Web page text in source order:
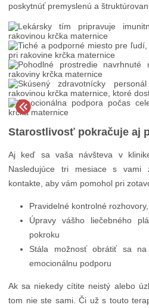
poskytnúť premyslenú a
Starostlivosť pokračuje aj
Aj keď sa vaša návšteva v
Nasledujúce tri mesiace s vami
kontakte, aby vám pomohol pri
Pravidelné kontrolné
Úpravy vášho liečebného
pokroku
Stála možnosť obrátiť sa
emocionálnu podporu
Ak sa niekedy cítite neistý alebo
tom nie ste sami. Či už s touto